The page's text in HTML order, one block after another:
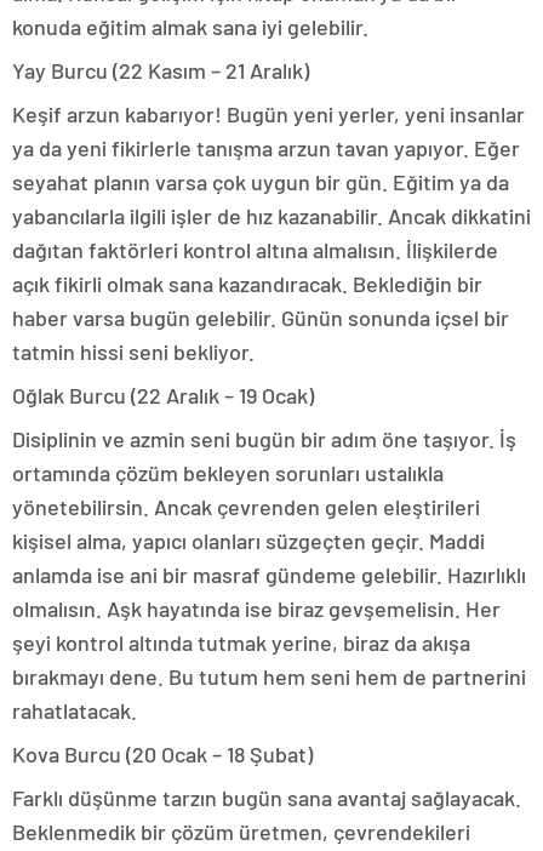
konuda eğitim almak sana iyi gelebilir.
Yay Burcu (22 Kasım – 21 Aralık)
Keşif arzun kabarıyor! Bugün yeni yerler, yeni insanlar
ya da yeni fikirlerle tanışma arzun tavan yapıyor. Eğer
seyahat planın varsa çok uygun bir gün. Eğitim ya da
yabancılarla ilgili işler de hız kazanabilir. Ancak dikkatini
dağıtan faktörleri kontrol altına almalısın. İlişkilerde
açık fikirli olmak sana kazandıracak. Beklediğin bir
haber varsa bugün gelebilir. Günün sonunda içsel bir
tatmin hissi seni bekliyor.
Oğlak Burcu (22 Aralık – 19 Ocak)
Disiplinin ve azmin seni bugün bir adım öne taşıyor. İş
ortamında çözüm bekleyen sorunları ustalıkla
yönetebilirsin. Ancak çevrenden gelen eleştirileri
kişisel alma, yapıcı olanları süzgeçten geçir. Maddi
anlamda ise ani bir masraf gündeme gelebilir. Hazırlıklı
olmalısın. Aşk hayatında ise biraz gevşemelisin. Her
şeyi kontrol altında tutmak yerine, biraz da akışa
bırakmayı dene. Bu tutum hem seni hem de partnerini
rahatlatacak.
Kova Burcu (20 Ocak – 18 Şubat)
Farklı düşünme tarzın bugün sana avantaj sağlayacak.
Beklenmedik bir çözüm üretmen, çevrendekileri